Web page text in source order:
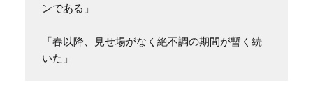
ンである」
「春以降、見せ場がなく絶不調の期間が暫く続
いた」